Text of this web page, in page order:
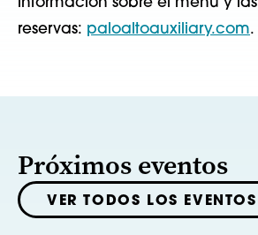
información sobre el menú y las
reservas: paloaltoauxiliary.com.
Próximos eventos
VER TODOS LOS EVENTOS